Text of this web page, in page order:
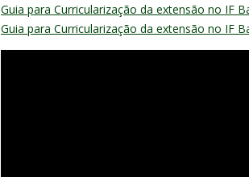
Guia para Curricularização da extensão no IF
Guia para Curricularização da extensão no IF